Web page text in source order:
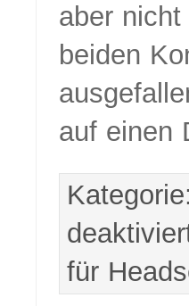
aber
beiden
auf einen
Kategorie:
für